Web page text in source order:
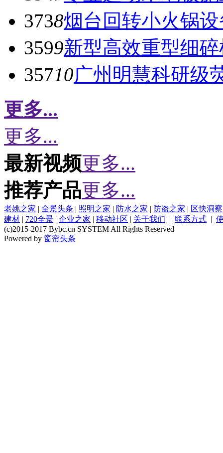
3738烟台回转小火锅
3599新型高效重型细
35710广州明慧科研级
更多...
更多...
最新视频更多...
推荐产品更多...
老姚之家 | 全景头条 | 照明之家 | 防水之家 | 防盗之家 | 区快洞察
建材 | 720全景 | 企业之家 | 移动社区 | 关于我们 | 联系方式 |
(c)2015-2017 Bybc.cn SYSTEM All Rights Reserved
Powered by 窗帘头条